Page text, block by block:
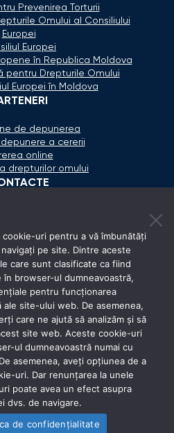
Prevenirea Torturii
Omului al Consiliului
Europei
Europei
în Republica Moldova
pentru Drepturile Omului
Europei în Moldova
de depunerea
a cererii
online
drepturilor omului
Ieşilor 11/3, Chişinău
08:00 - 17:00
SOCIALE
Ombudsman. All rights
uri pentru a vă îmbunătăți
pe site. Dintre aceste
care sunt clasificate ca fiind
browser-ul dumneavoastră,
pentru funcționarea
site-ului web. De asemenea,
care ne ajută să analizăm și să
site web. Aceste cookie-uri
ul dumneavoastră numai cu
asemenea, aveți opțiunea de a
uri. Dar renunțarea la unele
poate avea un efect asupra
dvs. de navigare.
de confidențialitate